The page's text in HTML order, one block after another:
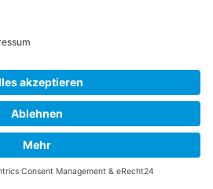
ohne CMS
eine Website ohne
CMS?